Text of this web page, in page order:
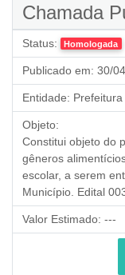
Chamada
Status: Homologada
Publicado em: 30/
Entidade:
Objeto:
Constitui objeto do
gêneros
escolar, a serem
Município. Edital
Valor Estimado: ---